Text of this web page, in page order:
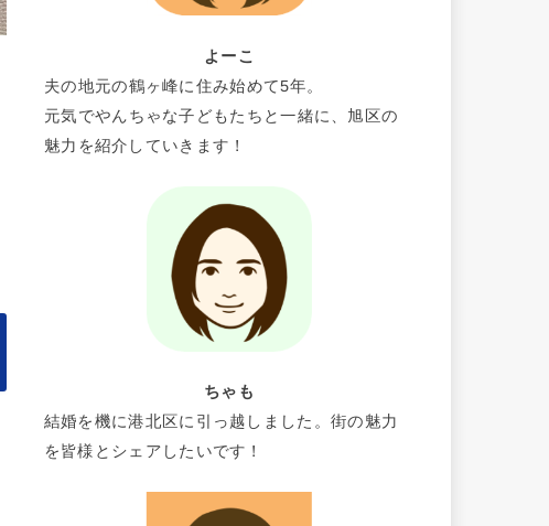
よーこ
夫の地元の鶴ヶ峰に住み始めて5年。
元気でやんちゃな子どもたちと一緒に、旭区の
魅力を紹介していきます！
ちゃも
結婚を機に港北区に引っ越しました。街の魅力
を皆様とシェアしたいです！